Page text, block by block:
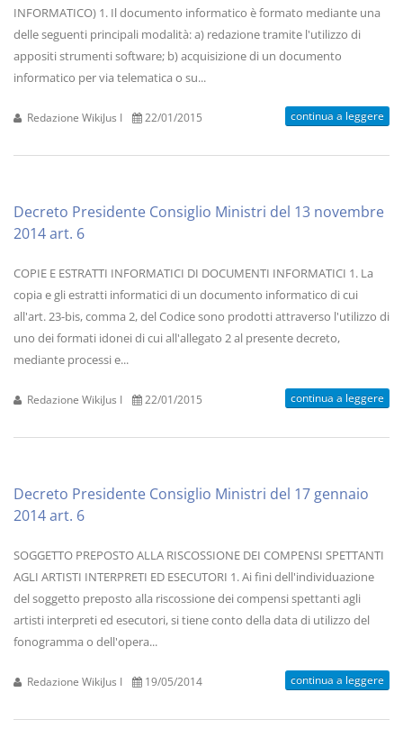
INFORMATICO) 1. Il documento informatico è formato mediante una
delle seguenti principali modalità: a) redazione tramite l'utilizzo di
appositi strumenti software; b) acquisizione di un documento
informatico per via telematica o su...
Redazione WikiJus I 22/01/2015 continua a leggere
Decreto Presidente Consiglio Ministri del 13 novembre
2014 art. 6
COPIE E ESTRATTI INFORMATICI DI DOCUMENTI INFORMATICI 1. La
copia e gli estratti informatici di un documento informatico di cui
all'art. 23-bis, comma 2, del Codice sono prodotti attraverso l'utilizzo di
uno dei formati idonei di cui all'allegato 2 al presente decreto,
mediante processi e...
Redazione WikiJus I 22/01/2015 continua a leggere
Decreto Presidente Consiglio Ministri del 17 gennaio
2014 art. 6
SOGGETTO PREPOSTO ALLA RISCOSSIONE DEI COMPENSI SPETTANTI
AGLI ARTISTI INTERPRETI ED ESECUTORI 1. Ai fini dell'individuazione
del soggetto preposto alla riscossione dei compensi spettanti agli
artisti interpreti ed esecutori, si tiene conto della data di utilizzo del
fonogramma o dell'opera...
Redazione WikiJus I 19/05/2014 continua a leggere